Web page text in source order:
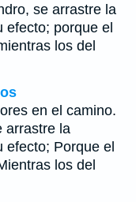
se arrastre la
efecto; porque el
los del
en el camino.
arrastre la
efecto; Porque el
los del